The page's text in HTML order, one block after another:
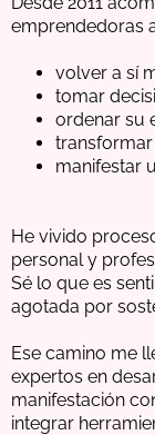
emprendedoras
volver a sí
tomar
ordenar su
manifestar
He vivido
personal y
Sé lo que es
agotada por
Ese camino me
expertos en
manifestación
integrar